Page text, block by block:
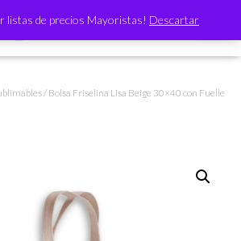
listas de precios Mayoristas! Descartar
/ Bolsa Friselina Lisa Beige 30×40 con Fuelle